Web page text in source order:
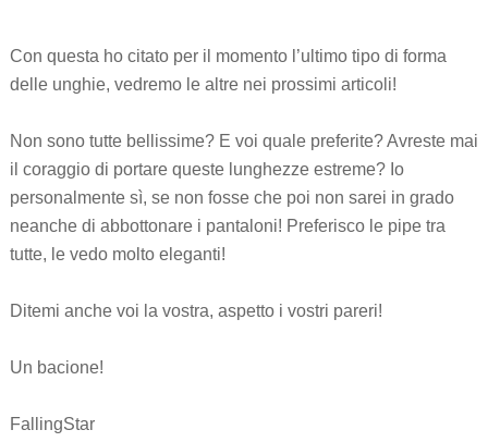
Con questa ho citato per il momento l’ultimo tipo di forma
delle unghie, vedremo le altre nei prossimi articoli!
Non sono tutte bellissime? E voi quale preferite? Avreste mai
il coraggio di portare queste lunghezze estreme? Io
personalmente sì, se non fosse che poi non sarei in grado
neanche di abbottonare i pantaloni! Preferisco le pipe tra
tutte, le vedo molto eleganti!
Ditemi anche voi la vostra, aspetto i vostri pareri!
Un bacione!
FallingStar